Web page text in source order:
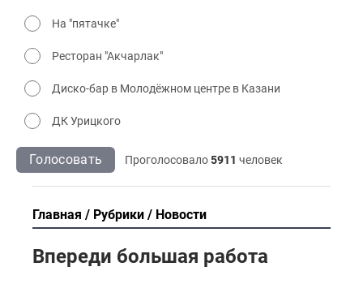
На "пятачке"
Ресторан "Акчарлак"
Диско-бар в Молодёжном центре в Казани
ДК Урицкого
Голосовать Проголосовало5911 человек
Главная Рубрики Новости
Впереди большая работа